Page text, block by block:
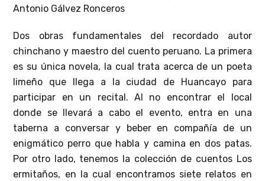
Antonio Gálvez Ronceros
Dos obras fundamentales del recordado autor
chinchano y maestro del cuento peruano. La primera
es su única novela, la cual trata acerca de un poeta
limeño que llega a la ciudad de Huancayo para
participar en un recital. Al no encontrar el local
donde se llevará a cabo el evento, entra en una
taberna a conversar y beber en compañía de un
enigmático perro que habla y camina en dos patas.
Por otro lado, tenemos la colección de cuentos Los
ermitaños, en la cual encontramos siete relatos en